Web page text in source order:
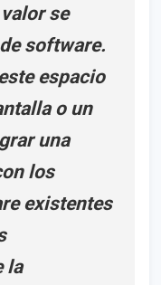
se
software.
espacio
o un
una
los
existentes
la